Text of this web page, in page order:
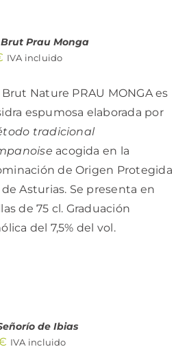
Prau Monga
IVA incluido
Brut Nature PRAU MONGA es
espumosa elaborada por
tradicional
acogida en la
de Origen Protegida
de Asturias. Se presenta en
de 75 cl. Graduación
del 7,5% del vol.
de Ibias
IVA incluido